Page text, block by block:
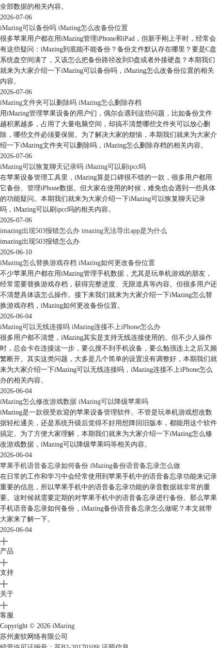
全部数据的相关内容。
2026-07-06
iMazing可以备份吗 iMazing怎么改备份位置
很多苹果用户都在用iMazing管理iPhone和iPad，但新手刚上手时，经常会
有这些疑问：iMazing到底能不能备份？备份文件默认存在哪里？要是C盘
系统盘空间满了，又该怎么把备份路径改到D盘或者外接硬盘？本期我们
就来为大家介绍一下iMazing可以备份吗，iMazing怎么改备份位置的相关
内容。
2026-07-06
iMazing文件夹可以删除吗 iMazing怎么删除存档
用iMazing管理苹果设备的用户们，偶尔会遇到这些问题，比如备份文件
越积累越多，占用了大量电脑空间，却搞不清楚哪些文件夹可以放心删
除，哪些文件必须要保留。为了解决大家的烦恼，本期我们就来为大家介
绍一下iMazing文件夹可以删除吗，iMazing怎么删除存档的相关内容。
2026-07-06
iMazing可以恢复聊天记录吗 iMazing可以刷ipcc吗
在苹果设备管理工具里，iMazing算是口碑很不错的一款，很多用户都用
它备份、管理iPhone数据。但大家在使用的时候，难免也会遇到一些具体
的功能疑问。本期我们就来为大家介绍一下iMazing可以恢复聊天记录
吗，iMazing可以刷ipcc吗的相关内容。
2026-07-06
imazing出现503报错怎么办 imazing无法导出app是为什么
imazing出现503报错怎么办
2026-06-10
iMazing怎么替换游戏存档 iMazing如何更改备份位置
不少苹果用户都在用iMazing管理手机数据，尤其是玩单机游戏的朋友，
经常需要替换游戏存档，获得完整进度、无限道具等内容。但很多用户还
不清楚具体该怎么操作。接下来我们就来为大家介绍一下iMazing怎么替
换游戏存档，iMazing如何更改备份位置。
2026-06-04
iMazing可以无线连接吗 iMazing连接不上iPhone怎么办
很多用户都不清楚，iMazing其实是支持无线连接使用的。但不少人操作
时，总会卡在连接这一步，要么搜不到手机设备，要么勉强连上之后又频
繁断开。其实这类问题，大多是几个简单的设置没有调整好，本期我们就
来为大家介绍一下iMazing可以无线连接吗，iMazing连接不上iPhone怎么
办的相关内容。
2026-06-04
iMazing怎么修改游戏数据 iMazing可以降级苹果吗
iMazing是一款很受欢迎的苹果设备管理软件。不管是玩单机游戏想改数
据轻松通关，还是系统升级后觉得不好用想降回旧版本，都能用这个软件
搞定。为了方便大家理解，本期我们就来为大家介绍一下iMazing怎么修
改游戏数据，iMazing可以降级苹果吗等相关内容。
2026-06-04
苹果手机语音备忘录如何备份 iMazing备份语音备忘录怎么做
在日常的工作和学习中会经常使用到苹果手机中的语音备忘录功能来记录
重要的信息，所以苹果手机中的语音备忘录功能的录音数据就非常的重
要。这时候就需要定期的对苹果手机中的语音备忘录进行备份。那么苹果
手机语音备忘录如何备份，iMazing备份语音备忘录怎么做呢？本文就带
大家来了解一下。
2026-06-04
产品
支持
关于
客服
Copyright © 2026 iMazing
苏州麦软网络有限公司